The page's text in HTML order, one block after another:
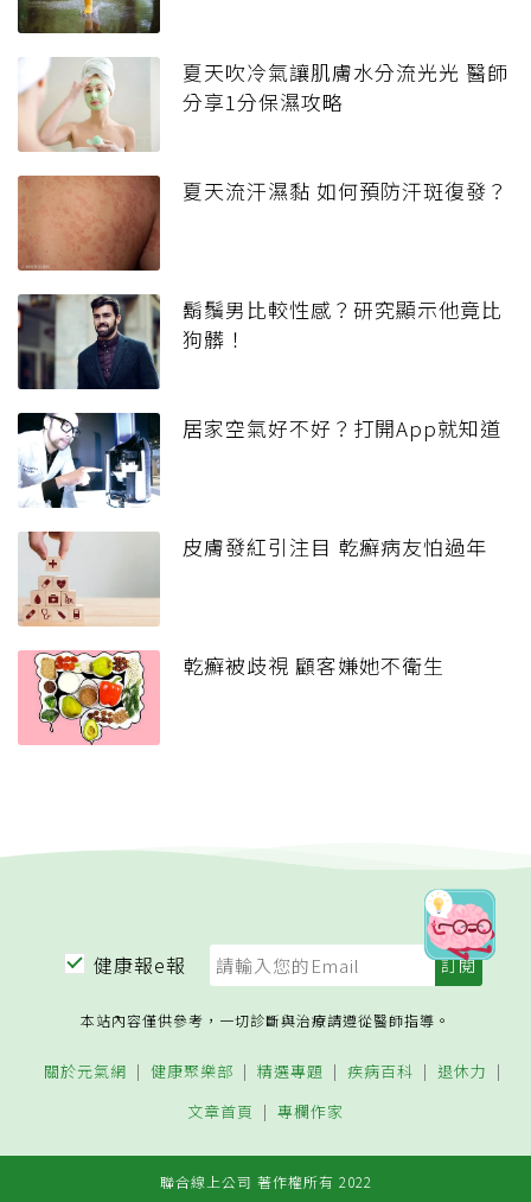
夏天吹冷氣讓肌膚水分流光光 醫師
分享1分保濕攻略
夏天流汗濕黏 如何預防汗斑復發？
鬍鬚男比較性感？研究顯示他竟比
狗髒！
居家空氣好不好？打開App就知道
皮膚發紅引注目 乾癬病友怕過年
乾癬被歧視 顧客嫌她不衛生
健康報e報
本站內容僅供參考，一切診斷與治療請遵從醫師指導。
關於元氣網 健康聚樂部 精選專題 疾病百科
退休力
文章首頁
專欄作家
聯合線上公司 著作權所有 2022